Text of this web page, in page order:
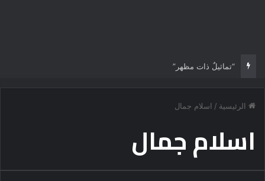
“تماثيلٌ ذات مظهر”
الرئيسية / اسلام جمال
اسلام جمال